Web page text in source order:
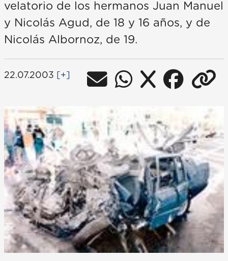
velatorio de los hermanos Juan Manuel
y Nicolás Agud, de 18 y 16 años, y de
Nicolás Albornoz, de 19.
22.07.2003 [+]